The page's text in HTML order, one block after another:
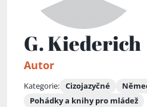
G. Kiederich
Autor
Kategorie: Cizojazyčné
Pohádky a knihy pro mládež